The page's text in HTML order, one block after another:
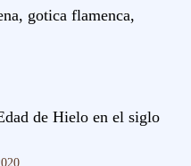
gotica flamenca,
de Hielo en el siglo